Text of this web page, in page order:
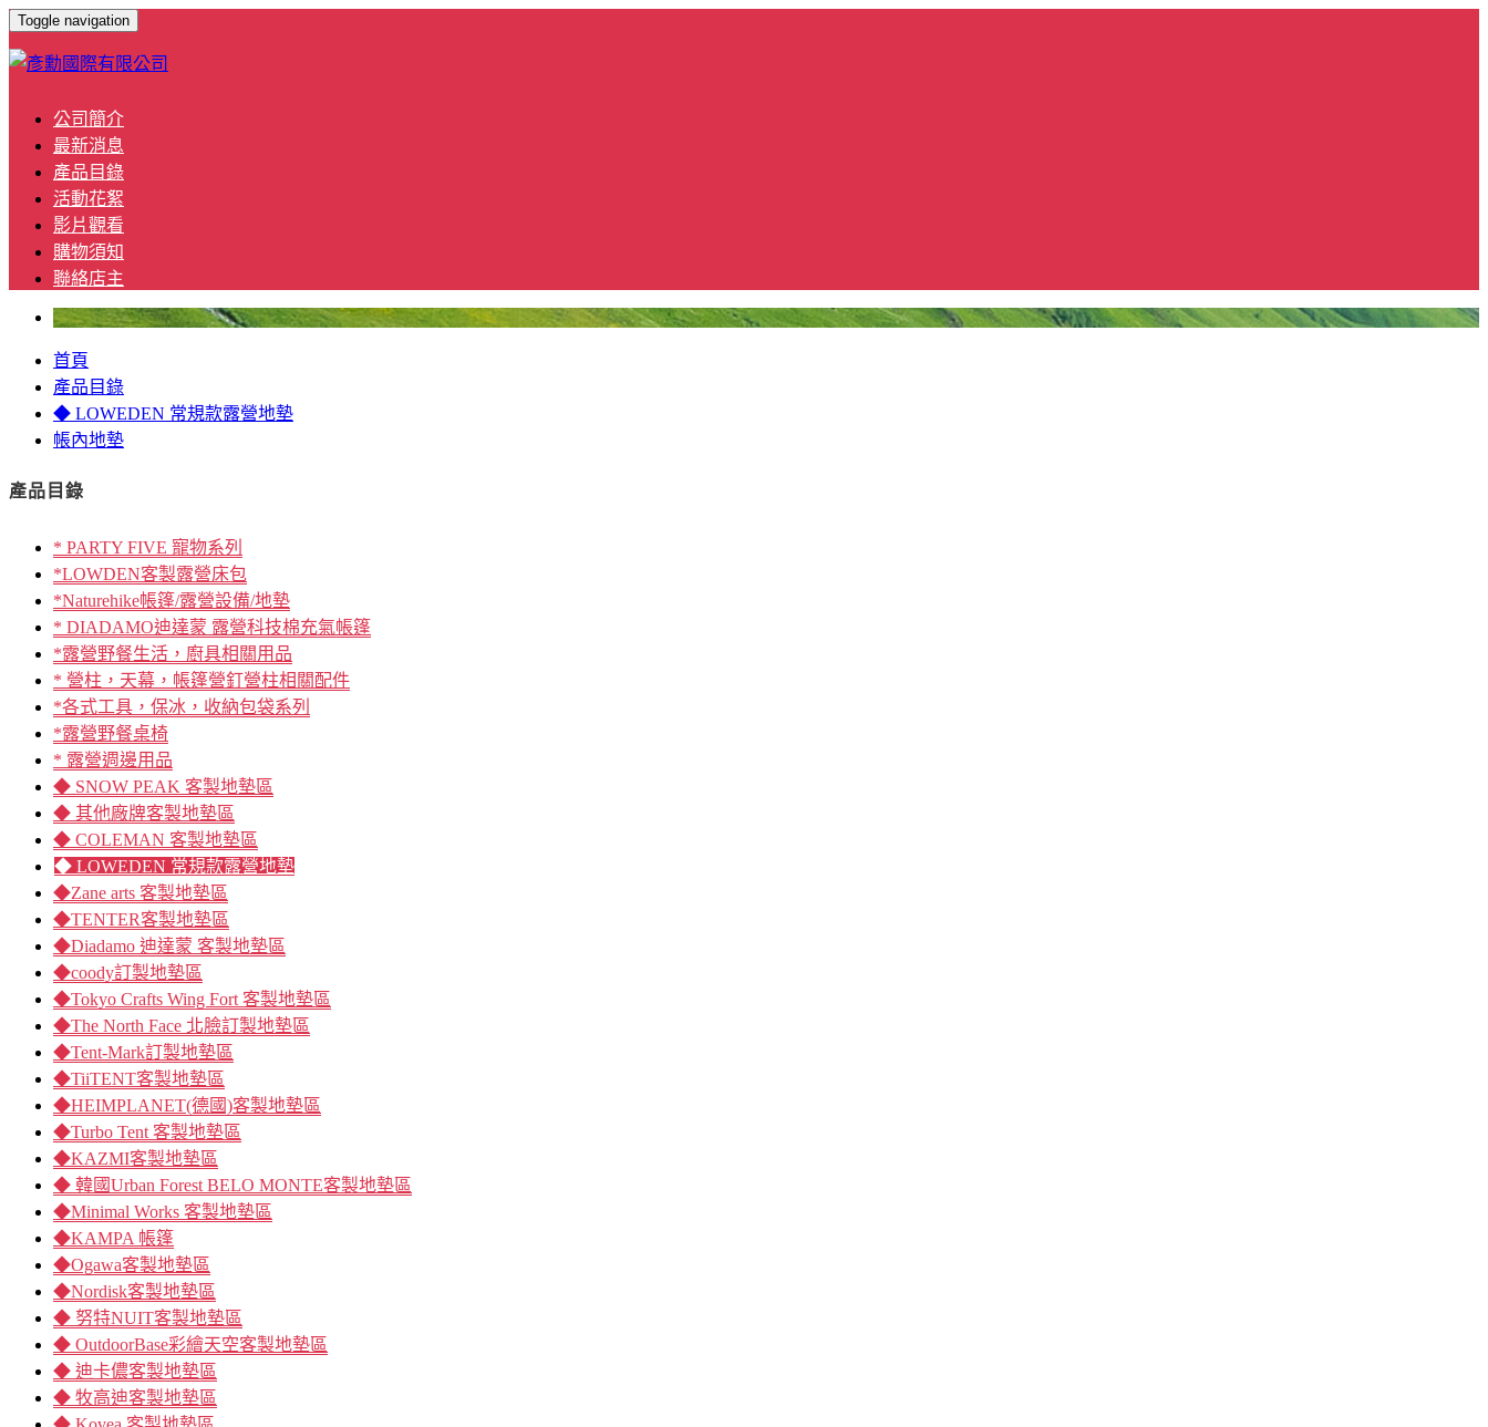
Toggle navigation
公司簡介
最新消息
產品目錄
活動花絮
影片觀看
購物須知
聯絡店主
首頁
產品目錄
◆ LOWEDEN 常規款露營地墊
帳內地墊
產品目錄
* PARTY FIVE 寵物系列
*LOWDEN客製露營床包
*Naturehike帳篷/露營設備/地墊
* DIADAMO迪達蒙 露營科技棉充氣帳篷
*露營野餐生活，廚具相關用品
* 營柱，天幕，帳篷營釘營柱相關配件
*各式工具，保冰，收納包袋系列
*露營野餐桌椅
* 露營週邊用品
◆ SNOW PEAK 客製地墊區
◆ 其他廠牌客製地墊區
◆ COLEMAN 客製地墊區
◆ LOWEDEN 常規款露營地墊
◆Zane arts 客製地墊區
◆TENTER客製地墊區
◆Diadamo 迪達蒙 客製地墊區
◆coody訂製地墊區
◆Tokyo Crafts Wing Fort 客製地墊區
◆The North Face 北臉訂製地墊區
◆Tent-Mark訂製地墊區
◆TiiTENT客製地墊區
◆HEIMPLANET(德國)客製地墊區
◆Turbo Tent 客製地墊區
◆KAZMI客製地墊區
◆ 韓國Urban Forest BELO MONTE客製地墊區
◆Minimal Works 客製地墊區
◆KAMPA 帳篷
◆Ogawa客製地墊區
◆Nordisk客製地墊區
◆ 努特NUIT客製地墊區
◆ OutdoorBase彩繪天空客製地墊區
◆ 迪卡儂客製地墊區
◆ 牧高迪客製地墊區